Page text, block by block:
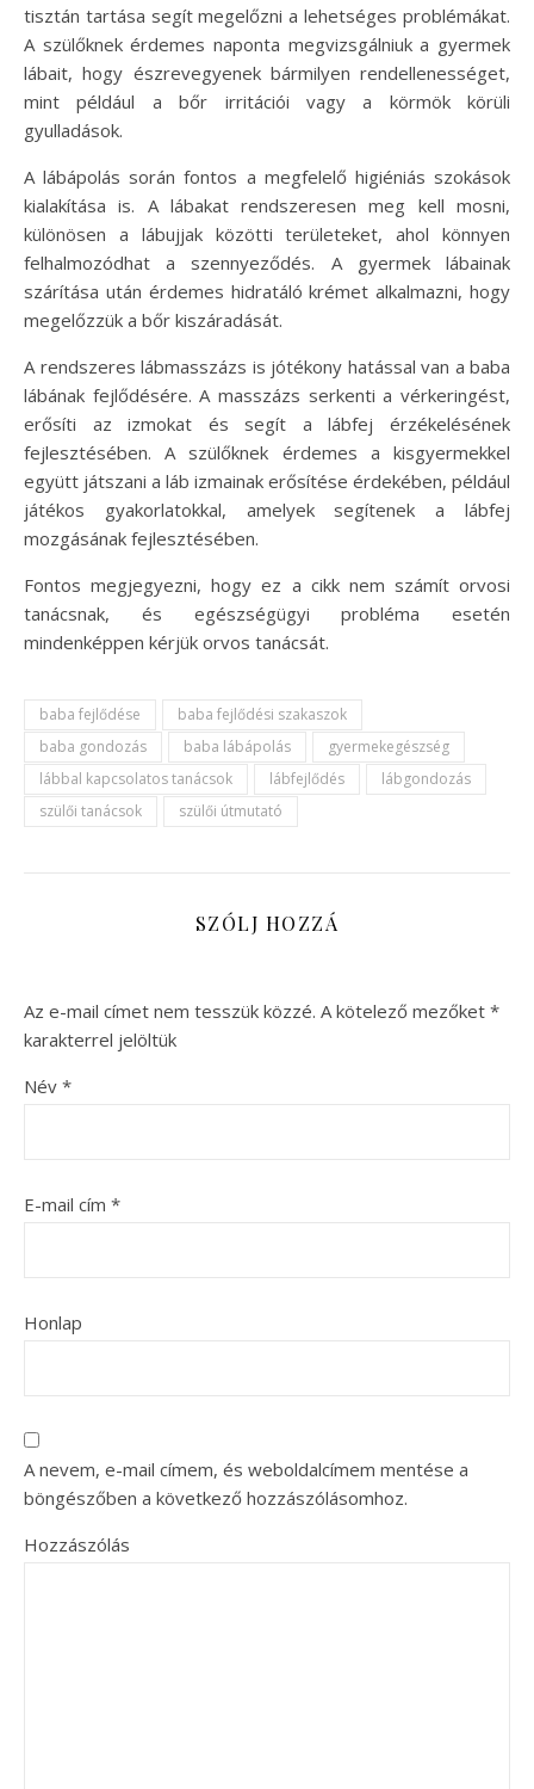
tisztán tartása segít megelőzni a lehetséges problémákat.
A szülőknek érdemes naponta megvizsgálniuk a gyermek
lábait, hogy észrevegyenek bármilyen rendellenességet,
mint például a bőr irritációi vagy a körmök körüli
gyulladások.
A lábápolás során fontos a megfelelő higiéniás szokások
kialakítása is. A lábakat rendszeresen meg kell mosni,
különösen a lábujjak közötti területeket, ahol könnyen
felhalmozódhat a szennyeződés. A gyermek lábainak
szárítása után érdemes hidratáló krémet alkalmazni, hogy
megelőzzük a bőr kiszáradását.
A rendszeres lábmasszázs is jótékony hatással van a baba
lábának fejlődésére. A masszázs serkenti a vérkeringést,
erősíti az izmokat és segít a lábfej érzékelésének
fejlesztésében. A szülőknek érdemes a kisgyermekkel
együtt játszani a láb izmainak erősítése érdekében, például
játékos gyakorlatokkal, amelyek segítenek a lábfej
mozgásának fejlesztésében.
Fontos megjegyezni, hogy ez a cikk nem számít orvosi
tanácsnak, és egészségügyi probléma esetén
mindenképpen kérjük orvos tanácsát.
baba fejlődése
baba fejlődési szakaszok
baba gondozás
baba lábápolás
gyermekegészség
lábbal kapcsolatos tanácsok
lábfejlődés
lábgondozás
szülői tanácsok
szülői útmutató
SZÓLJ HOZZÁ
Az e-mail címet nem tesszük közzé. A kötelező mezőket *
karakterrel jelöltük
Név *
E-mail cím *
Honlap
A nevem, e-mail címem, és weboldalcímem mentése a
böngészőben a következő hozzászólásomhoz.
Hozzászólás